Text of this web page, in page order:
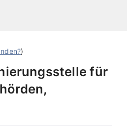
)
für